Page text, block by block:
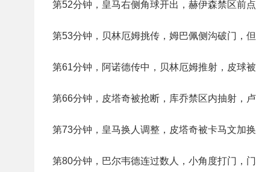
第52分钟，皇马右侧角球开出，赫伊森禁区前
第53分钟，贝林厄姆挑传，姆巴佩侧沟破门，
第61分钟，阿诺德传中，贝林厄姆推射，皮球被
第66分钟，皮塔奇被抢断，库乔禁区内抽射，卢
第73分钟，皇马换人调整，皮塔奇被卡马文加换
第80分钟，巴尔韦德连过数人，小角度打门，